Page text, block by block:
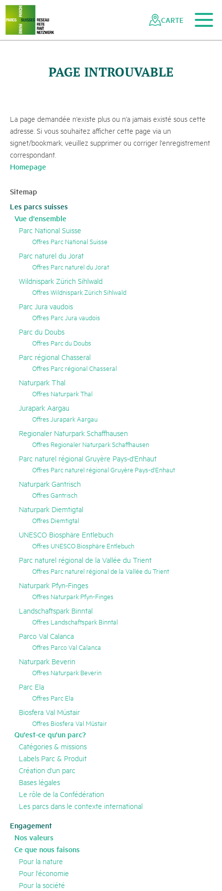
Naviguer
dans
réseau
Navigation
rapide
Vers le contenu principal
Vers la navigation mobile
Vers la recherche
Vers la zone des pieds
Vers le plan du site
CARTE
PAGE INTROUVABLE
La page demandée n'existe plus ou n'a jamais existé sous cette
adresse. Si vous souhaitez afficher cette page via un
signet/bookmark, veuillez supprimer ou corriger l'enregistrement
correspondant.
Homepage
Sitemap
Les parcs suisses
Vue d'ensemble
Parc National Suisse
Offres Parc National Suisse
Parc naturel du Jorat
Offres Parc naturel du Jorat
Wildnispark Zürich Sihlwald
Offres Wildnispark Zürich Sihlwald
Parc Jura vaudois
Offres Parc Jura vaudois
Parc du Doubs
Offres Parc du Doubs
Parc régional Chasseral
Offres Parc régional Chasseral
Naturpark Thal
Offres Naturpark Thal
Jurapark Aargau
Offres Jurapark Aargau
Regionaler Naturpark Schaffhausen
Offres Regionaler Naturpark Schaffhausen
Parc naturel régional Gruyère Pays-d'Enhaut
Offres Parc naturel régional Gruyère Pays-d'Enhaut
Naturpark Gantrisch
Offres Gantrisch
Naturpark Diemtigtal
Offres Diemtigtal
UNESCO Biosphäre Entlebuch
Offres UNESCO Biosphäre Entlebuch
Parc naturel régional de la Vallée du Trient
Offres Parc naturel régional de la Vallée du Trient
Naturpark Pfyn-Finges
Offres Naturpark Pfyn-Finges
Landschaftspark Binntal
Offres Landschaftspark Binntal
Parco Val Calanca
Offres Parco Val Calanca
Naturpark Beverin
Offres Naturpark Beverin
Parc Ela
Offres Parc Ela
Biosfera Val Müstair
Offres Biosfera Val Müstair
Qu'est-ce qu'un parc?
Catégories & missions
Labels Parc & Produit
Création d'un parc
Bases légales
Le rôle de la Confédération
Les parcs dans le contexte international
Engagement
Nos valeurs
Ce que nous faisons
Pour la nature
Pour l'économie
Pour la société